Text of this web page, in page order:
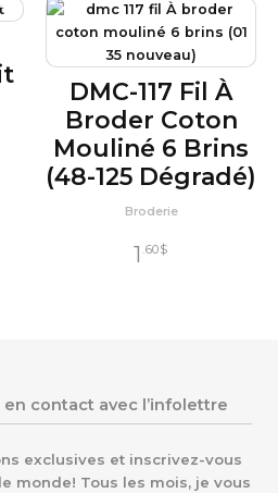
DMC-117 Fil À
Broder Coton
Mouliné 6 Brins
(48-125 Dégradé)
Broderie
1 .60$
en contact avec l’infolettre
exclusives et inscrivez-vous
monde! Tous les mois, je vous